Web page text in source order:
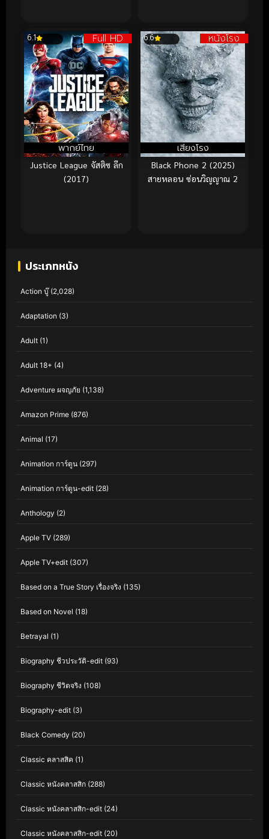
Full HD
พากย์ไทย
6.1
Justice League จัสติซ ลีก
(2017)
หนังโรง
เสียงโรง
6.6
Black Phone 2 (2025)
สายหลอน ซ่อนวิญญาณ 2
ประเภทหนัง
Action บู๊(2,028)
Adaptation (3)
Adult (1)
Adult 18+ (4)
Adventure ผจญภัย (1,138)
Amazon Prime (876)
Animal (17)
Animation การ์ตูน (297)
Animation การ์ตูน-edit (28)
Anthology (2)
Apple TV (289)
Apple TV+edit (307)
Based on a True Story เรื่องจริง (135)
Based on Novel (18)
Betrayal (1)
Biography ชีวประวัติ-edit (93)
Biography ชีวิตจริง (108)
Biography-edit (3)
Black Comedy (20)
Classic คลาสสิค (1)
Classic หนังคลาสสิก (288)
Classic หนังคลาสสิก-edit (24)
Classic หนังคลาสสิก-edit (20)